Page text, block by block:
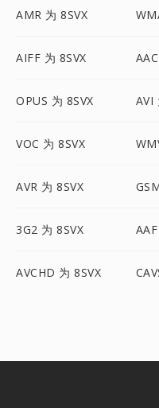
AMR 为 8SVX
AIFF 为 8SVX
OPUS 为 8SVX AVI
VOC 为 8SVX
AVR 为 8SVX
3G2 为 8SVX
AVCHD 为 8SVX